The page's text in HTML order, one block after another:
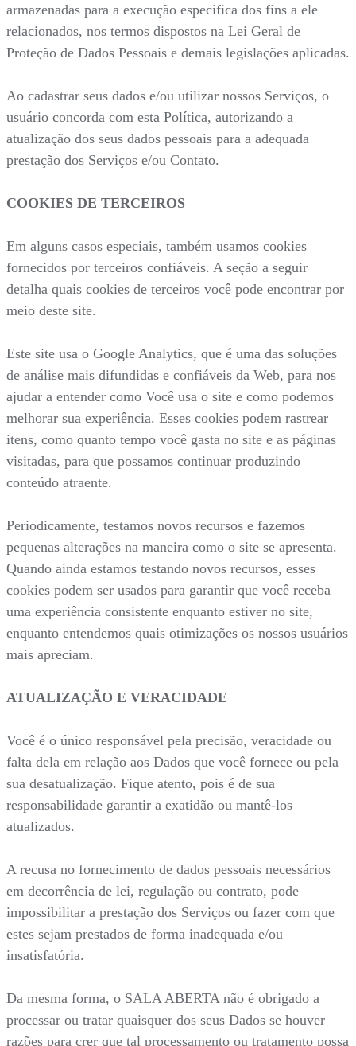
armazenadas para a execução especifica dos fins a ele
relacionados, nos termos dispostos na Lei Geral de
Proteção de Dados Pessoais e demais legislações aplicadas.
Ao cadastrar seus dados e/ou utilizar nossos Serviços, o
usuário concorda com esta Política, autorizando a
atualização dos seus dados pessoais para a adequada
prestação dos Serviços e/ou Contato.
COOKIES DE TERCEIROS
Em alguns casos especiais, também usamos cookies
fornecidos por terceiros confiáveis. A seção a seguir
detalha quais cookies de terceiros você pode encontrar por
meio deste site.
Este site usa o Google Analytics, que é uma das soluções
de análise mais difundidas e confiáveis da Web, para nos
ajudar a entender como Você usa o site e como podemos
melhorar sua experiência. Esses cookies podem rastrear
itens, como quanto tempo você gasta no site e as páginas
visitadas, para que possamos continuar produzindo
conteúdo atraente.
Periodicamente, testamos novos recursos e fazemos
pequenas alterações na maneira como o site se apresenta.
Quando ainda estamos testando novos recursos, esses
cookies podem ser usados para garantir que você receba
uma experiência consistente enquanto estiver no site,
enquanto entendemos quais otimizações os nossos usuários
mais apreciam.
ATUALIZAÇÃO E VERACIDADE
Você é o único responsável pela precisão, veracidade ou
falta dela em relação aos Dados que você fornece ou pela
sua desatualização. Fique atento, pois é de sua
responsabilidade garantir a exatidão ou mantê-los
atualizados.
A recusa no fornecimento de dados pessoais necessários
em decorrência de lei, regulação ou contrato, pode
impossibilitar a prestação dos Serviços ou fazer com que
estes sejam prestados de forma inadequada e/ou
insatisfatória.
Da mesma forma, o SALA ABERTA não é obrigado a
processar ou tratar quaisquer dos seus Dados se houver
razões para crer que tal processamento ou tratamento possa